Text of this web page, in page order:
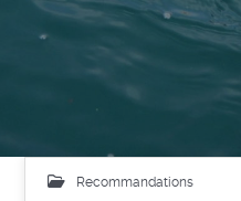
Recommandations